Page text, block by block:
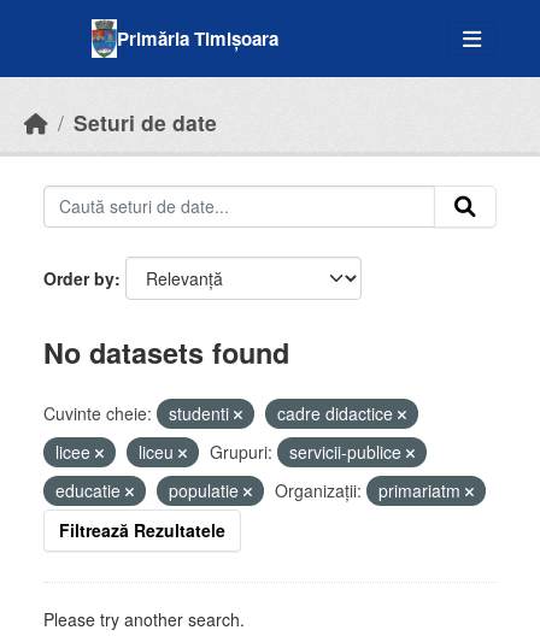
Primăria Timișoara
Seturi de date
Order by
No datasets found
Cuvinte cheie: studenti
cadre didactice
licee
liceu Grupuri:
servicii-publice
educatie
populatie Organizații:
primariatm
Filtrează Rezultatele
Please try another search.